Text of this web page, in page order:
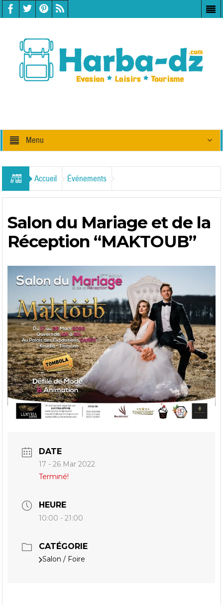
Menu
Accueil Événements
Salon du Mariage et de la
Réception “MAKTOUB”
DATE
17 - 26 Mar 2022
Terminé!
HEURE
10:00 - 21:00
CATÉGORIE
Salon / Foire